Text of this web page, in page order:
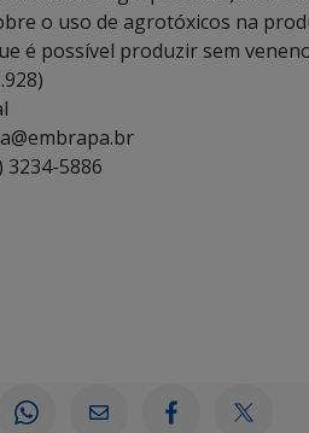
o uso de agrotóxicos na
é possível produzir sem
3234-5886